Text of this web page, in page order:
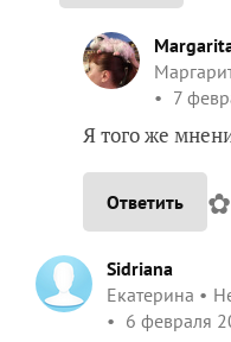
7
Я того же
Ответить ✿
Sidriana
Екатерина
6 февраля